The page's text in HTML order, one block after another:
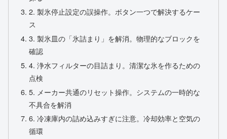
2. 製氷停止設定の誤操作。ボタン一つで解決するケー
ス
3. 製氷皿の「氷詰まり」を解消。物理的なブロックを
確認
4. 浄水フィルターの目詰まり。清潔な氷を作るための
点検
5. メーカー共通のリセット操作。システムの一時的な
不具合を解消
6. 冷凍庫内の詰め込みすぎに注意。冷却効率と空気の
循環